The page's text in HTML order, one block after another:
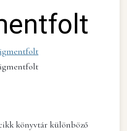
könyvtár különböző